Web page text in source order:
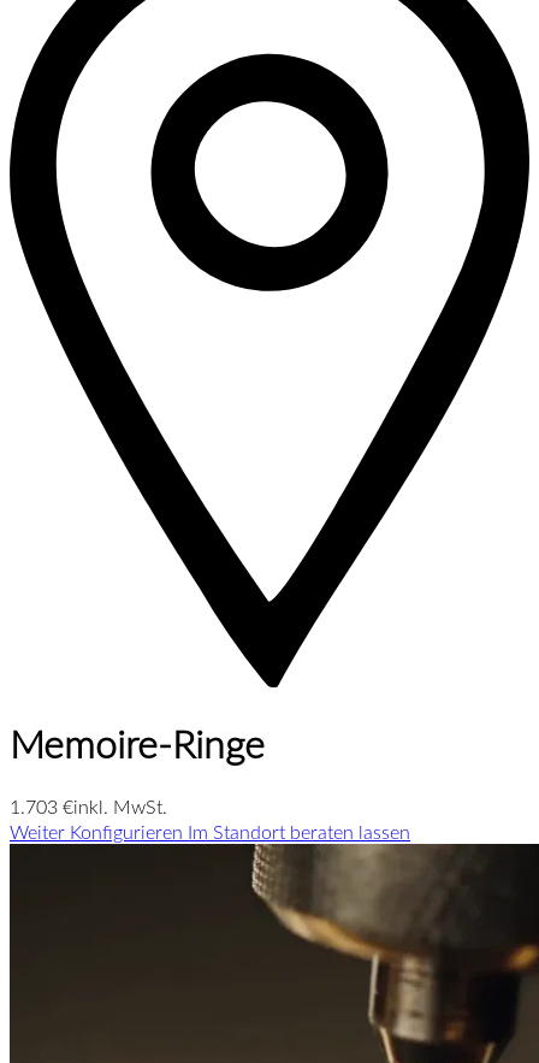
Memoire-Ringe
1.703 €inkl. MwSt.
Weiter Konfigurieren Im Standort beraten lassen